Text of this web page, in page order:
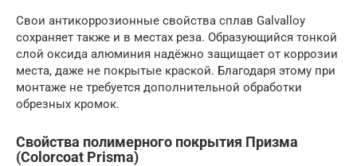
Свои антикоррозионные свойства сплав Galvalloy
сохраняет также и в местах реза. Образующийся тонкой
слой оксида алюминия надёжно защищает от коррозии
места, даже не покрытые краской. Благодаря этому при
монтаже не требуется дополнительной обработки
обрезных кромок.
Свойства полимерного покрытия Призма
(Сolorcoat Prisma)